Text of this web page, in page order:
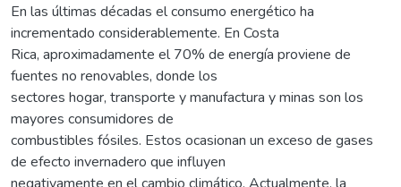
En las últimas décadas el consumo energético ha
incrementado considerablemente. En Costa
Rica, aproximadamente el 70% de energía proviene de
fuentes no renovables, donde los
sectores hogar, transporte y manufactura y minas son los
mayores consumidores de
combustibles fósiles. Estos ocasionan un exceso de gases
de efecto invernadero que influyen